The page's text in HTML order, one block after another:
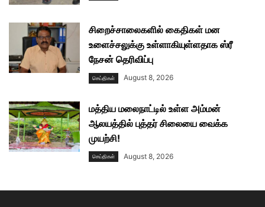
சிறைச்சாலைகளில் கைதிகள் மன
உளைச்சலுக்கு உள்ளாகியுள்ளதாக ஸ்ரீ
நேசன் தெரிவிப்பு
செய்திகள் August 8, 2026
மத்திய மலைநாட்டில் உள்ள அம்மன்
ஆலயத்தில் புத்தர் சிலையை வைக்க
முயற்சி!
செய்திகள் August 8, 2026